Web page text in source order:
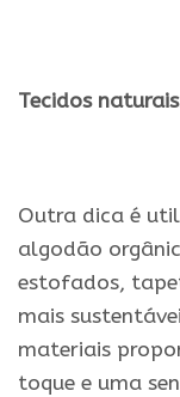
Tecidos
Outra dica é
algodão
estofados,
mais
materiais
toque e uma